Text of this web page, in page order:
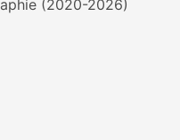
(2020-2026)